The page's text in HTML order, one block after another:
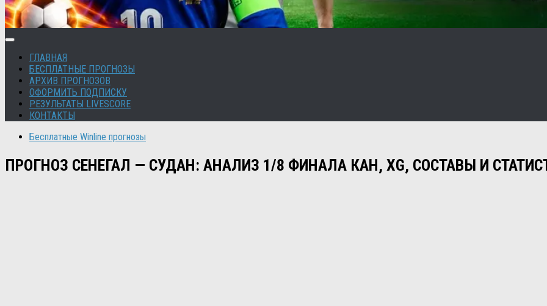
ГЛАВНАЯ
БЕСПЛАТНЫЕ ПРОГНОЗЫ
АРХИВ ПРОГНОЗОВ
ОФОРМИТЬ ПОДПИСКУ
РЕЗУЛЬТАТЫ LIVESCORE
КОНТАКТЫ
Бесплатные Winline прогнозы
ПРОГНОЗ СЕНЕГАЛ — СУДАН: АНАЛИЗ 1/8 ФИНАЛА КАН, XG, СОСТАВЫ И